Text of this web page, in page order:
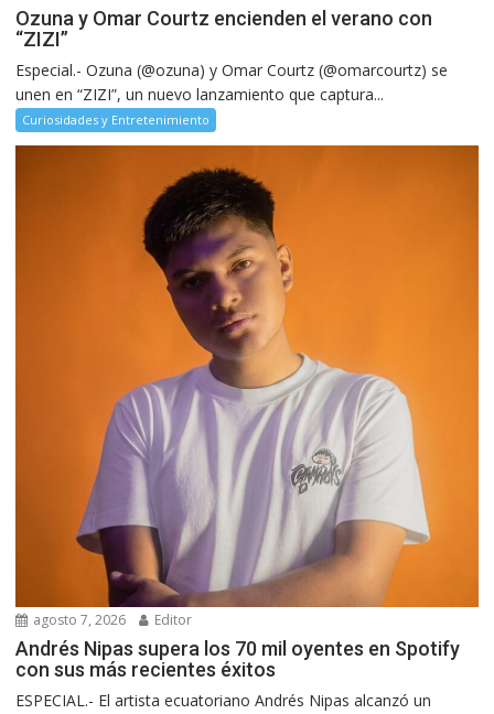
Ozuna y Omar Courtz encienden el verano con
“ZIZI”
Especial.- Ozuna (@ozuna) y Omar Courtz (@omarcourtz) se
unen en “ZIZI”, un nuevo lanzamiento que captura...
Curiosidades y Entretenimiento
agosto 7, 2026 Editor
Andrés Nipas supera los 70 mil oyentes en Spotify
con sus más recientes éxitos
ESPECIAL.- El artista ecuatoriano Andrés Nipas alcanzó un